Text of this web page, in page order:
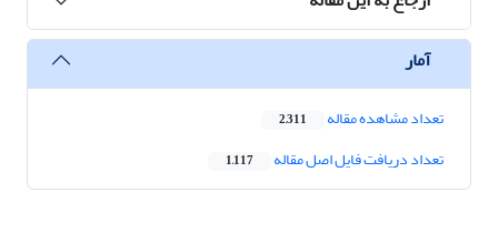
آمار
تعداد مشاهده مقاله 2,311
تعداد دریافت فایل اصل مقاله 1,117